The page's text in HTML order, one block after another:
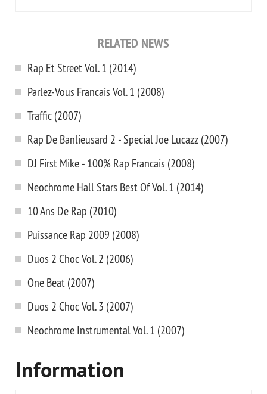
RELATED NEWS
Rap Et Street Vol. 1 (2014)
Parlez-Vous Francais Vol. 1 (2008)
Traffic (2007)
Rap De Banlieusard 2 - Special Joe Lucazz (2007)
DJ First Mike - 100% Rap Francais (2008)
Neochrome Hall Stars Best Of Vol. 1 (2014)
10 Ans De Rap (2010)
Puissance Rap 2009 (2008)
Duos 2 Choc Vol. 2 (2006)
One Beat (2007)
Duos 2 Choc Vol. 3 (2007)
Neochrome Instrumental Vol. 1 (2007)
Information